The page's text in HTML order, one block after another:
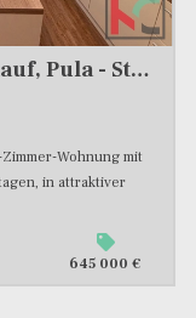
Wohnung, 130 m2, Verkauf, Pula - Stoja
Wohnung mit
in attraktiver
645 000 €